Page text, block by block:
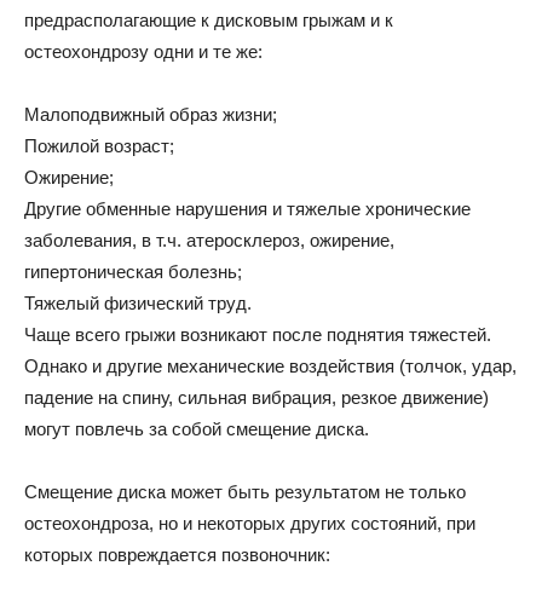
предрасполагающие к дисковым грыжам и к
остеохондрозу одни и те же:
Малоподвижный образ жизни;
Пожилой возраст;
Ожирение;
Другие обменные нарушения и тяжелые хронические
заболевания, в т.ч. атеросклероз, ожирение,
гипертоническая болезнь;
Тяжелый физический труд.
Чаще всего грыжи возникают после поднятия тяжестей.
Однако и другие механические воздействия (толчок, удар,
падение на спину, сильная вибрация, резкое движение)
могут повлечь за собой смещение диска.
Смещение диска может быть результатом не только
остеохондроза, но и некоторых других состояний, при
которых повреждается позвоночник: